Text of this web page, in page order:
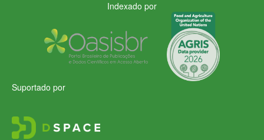
Indexado por
Suportado por